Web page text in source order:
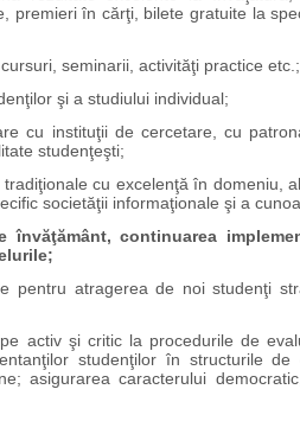
premieri în cărţi, bilete gratuite la
seminarii, activităţi practice etc.;
şi a studiului individual;
cu instituţii de cercetare, cu
studenţeşti;
cu excelenţă în domeniu,
societăţii informaţionale şi a
învăţământ, continuarea
pentru atragerea de noi studenţi
activ şi critic la procedurile de
studenţilor în structurile
asigurarea caracterului